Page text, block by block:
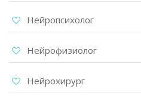
Нейропсихолог
Нейрофизиолог
Нейрохирург